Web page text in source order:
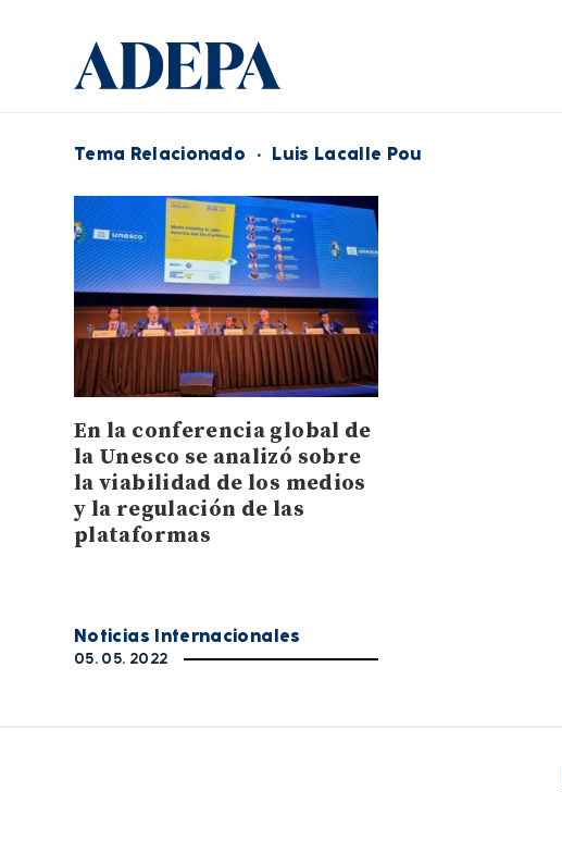
Tema Relacionado · Luis Lacalle Pou
En la conferencia global de
la Unesco se analizó sobre
la viabilidad de los medios
y la regulación de las
plataformas
Noticias Internacionales
05. 05. 2022